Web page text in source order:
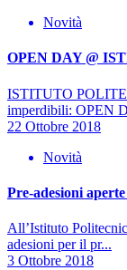
Novità
OPEN DAY @
ISTITUTO
imperdibili: OPEN
22 Ottobre 2018
Novità
Pre-adesioni
All’Istituto
adesioni per il pr...
3 Ottobre 2018